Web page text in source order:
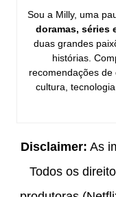
Sou a Milly, uma
doramas, séries
duas grandes
histórias.
recomendações
cultura,
Disclaimer: As
Todos os